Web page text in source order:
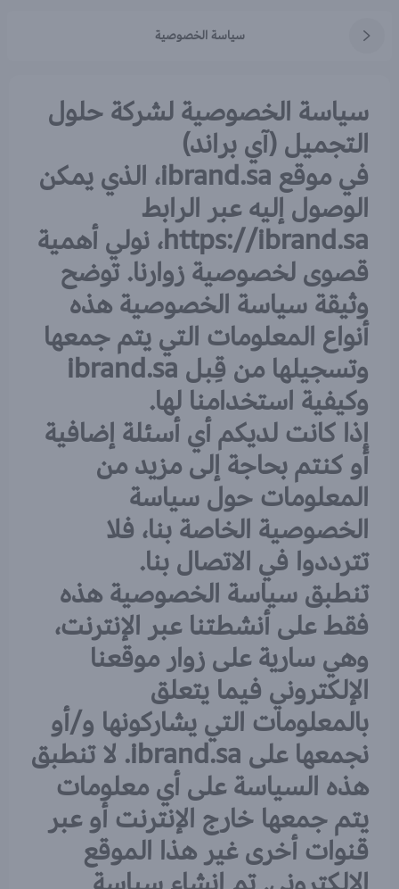
سياسة الخصوصية
سياسة الخصوصية لشركة حلول
التجميل (آي براند)
في موقع ibrand.sa، الذي يمكن
الوصول إليه عبر الرابط
https://ibrand.sa، نولي أهمية
قصوى لخصوصية زوارنا. توضح
وثيقة سياسة الخصوصية هذه
أنواع المعلومات التي يتم جمعها
وتسجيلها من قِبل ibrand.sa
وكيفية استخدامنا لها.
إذا كانت لديكم أي أسئلة إضافية
أو كنتم بحاجة إلى مزيد من
المعلومات حول سياسة
الخصوصية الخاصة بنا، فلا
تترددوا في الاتصال بنا.
تنطبق سياسة الخصوصية هذه
فقط على أنشطتنا عبر الإنترنت،
وهي سارية على زوار موقعنا
الإلكتروني فيما يتعلق
بالمعلومات التي يشاركونها و/أو
نجمعها على ibrand.sa. لا تنطبق
هذه السياسة على أي معلومات
يتم جمعها خارج الإنترنت أو عبر
قنوات أخرى غير هذا الموقع